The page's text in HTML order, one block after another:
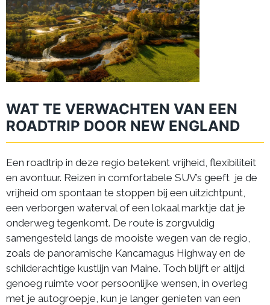
WAT TE VERWACHTEN VAN EEN
ROADTRIP DOOR NEW ENGLAND
Een roadtrip in deze regio betekent vrijheid, flexibiliteit
en avontuur. Reizen in comfortabele SUV’s geeft je de
vrijheid om spontaan te stoppen bij een uitzichtpunt,
een verborgen waterval of een lokaal marktje dat je
onderweg tegenkomt. De route is zorgvuldig
samengesteld langs de mooiste wegen van de regio,
zoals de panoramische Kancamagus Highway en de
schilderachtige kustlijn van Maine. Toch blijft er altijd
genoeg ruimte voor persoonlijke wensen, in overleg
met je autogroepje, kun je langer genieten van een